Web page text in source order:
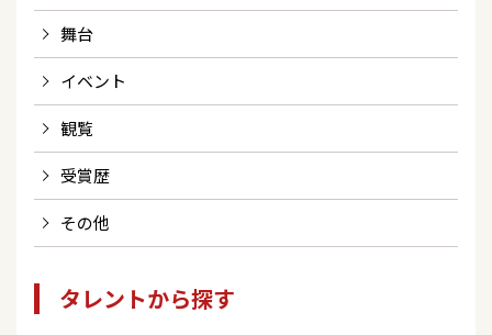
舞台
イベント
観覧
受賞歴
その他
タレントから探す